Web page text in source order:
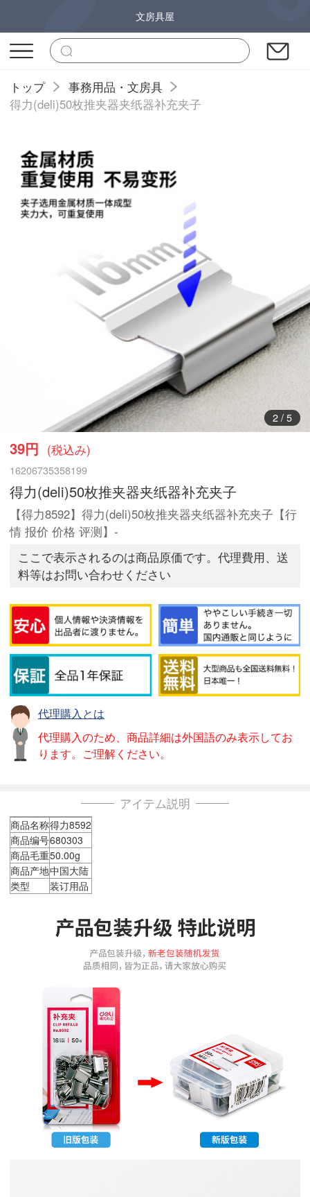
文房具屋
トップ
事務用品・文房具
得力(deli)50枚推夹器夹纸器补充夹子
3/ 5
39円 (税込み)
16206735358199
得力(deli)50枚推夹器夹纸器补充夹子
【得力8592】得力(deli)50枚推夹器夹纸器补充夹子【行
情 报价 价格 评测】-
ここで表示されるのは商品原価です。代理費用、送
料等はお問い合わせください
代理購入とは
代理購入のため、商品詳細は外国語のみ表示してお
ります。ご理解ください。
アイテム説明
商品名称得力8592
商品编号680303
商品毛重50.00g
商品产地中国大陆
类型
装订用品